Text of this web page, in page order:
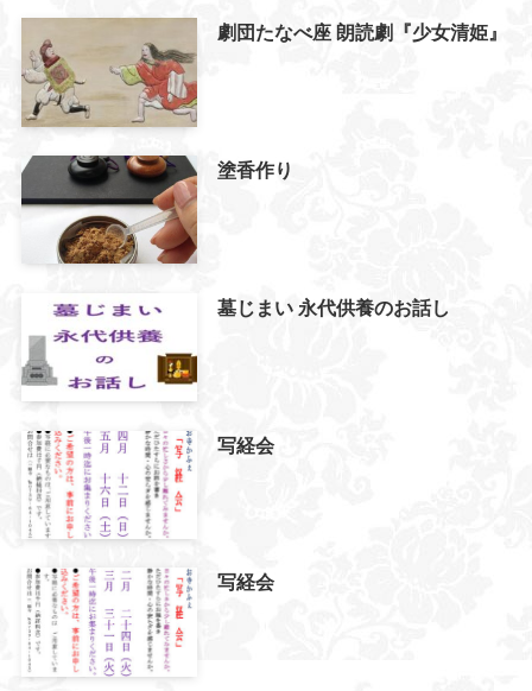
劇団たなべ座 朗読劇『少女清姫』
塗香作り
墓じまい 永代供養のお話し
写経会
写経会